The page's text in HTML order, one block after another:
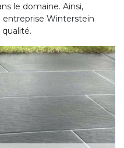
le domaine. Ainsi,
entreprise Winterstein